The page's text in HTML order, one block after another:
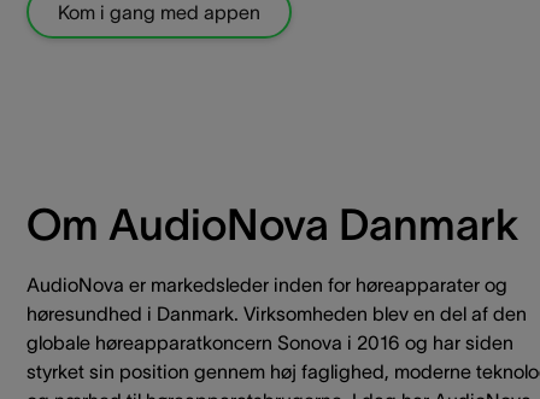
Kom i gang med appen
Om AudioNova Danmark
AudioNova er markedsleder inden for høreapparater og
høresundhed i Danmark. Virksomheden blev en del af den
globale høreapparatkoncern Sonova i 2016 og har siden
styrket sin position gennem høj faglighed, moderne